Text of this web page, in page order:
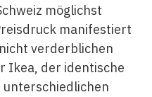
möglichst
manifestiert
verderblichen
Ikea, der identische
unterschiedlichen